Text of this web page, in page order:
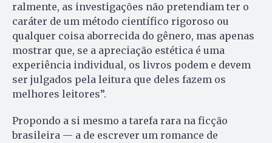
ralmente, as investigações não pretendiam ter o
caráter de um método científico rigoroso ou
qualquer coisa aborrecida do gênero, mas apenas
mostrar que, se a apreciação estética é uma
experiência individual, os livros podem e devem
ser julgados pela leitura que deles fazem os
melhores leitores”.
Propondo a si mesmo a tarefa ra­ra na ficção
brasileira — a de escrever um romance de